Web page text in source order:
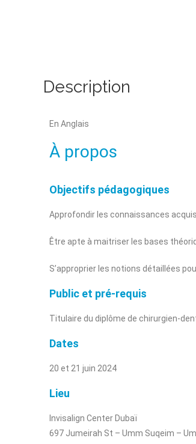
Description
En Anglais
À propos
Objectifs pédagogiques
Approfondir les connaissances
Être apte à maitriser les bases
S’approprier les notions détaillées
Public et pré-requis
Titulaire du diplôme de chirurgien-
Dates
20 et 21 juin 2024
Lieu
Invisalign Center Dubaï
697 Jumeirah St – Umm Suqeim –